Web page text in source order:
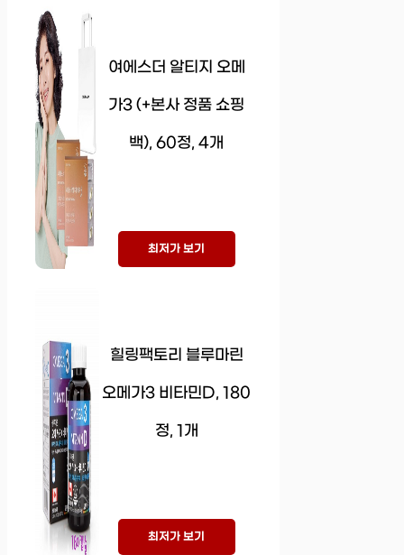
여에스더 알티지 오메
가3 (+본사 정품 쇼핑
백), 60정, 4개
최저가 보기
힐링팩토리 블루마린
오메가3 비타민D, 180
정, 1개
최저가 보기